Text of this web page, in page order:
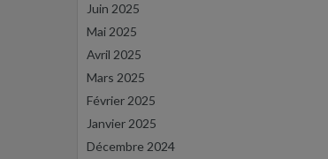
Juin 2025
Mai 2025
Avril 2025
Mars 2025
Février 2025
Janvier 2025
Décembre 2024